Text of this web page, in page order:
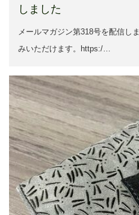
しました
メールマガジン第318号を配信し
みいただけます。https:/…